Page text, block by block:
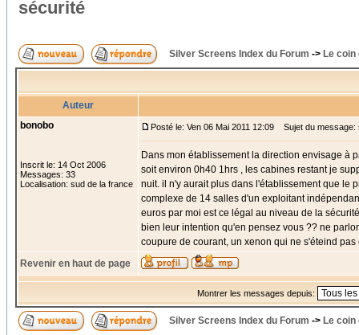
sécurité
Silver Screens Index du Forum -> Le
Auteur
bonobo
Inscrit le: 14 Oct 2006
Messages: 33
Localisation: sud de la france
Posté le: Ven 06 Mai 2011 12:09 Sujet du message:
Dans mon établissement la direction envisage à
soit environ 0h40 1hrs , les cabines restant je
nuit. il n'y aurait plus dans l'établissement que le
complexe de 14 salles d'un exploitant
euros par moi est ce légal au niveau de la
bien leur intention qu'en pensez vous ?? ne
coupure de courant, un xenon qui ne s'éteind
Revenir en haut de page
Montrer les messages depuis:
Silver Screens Index du Forum -> Le